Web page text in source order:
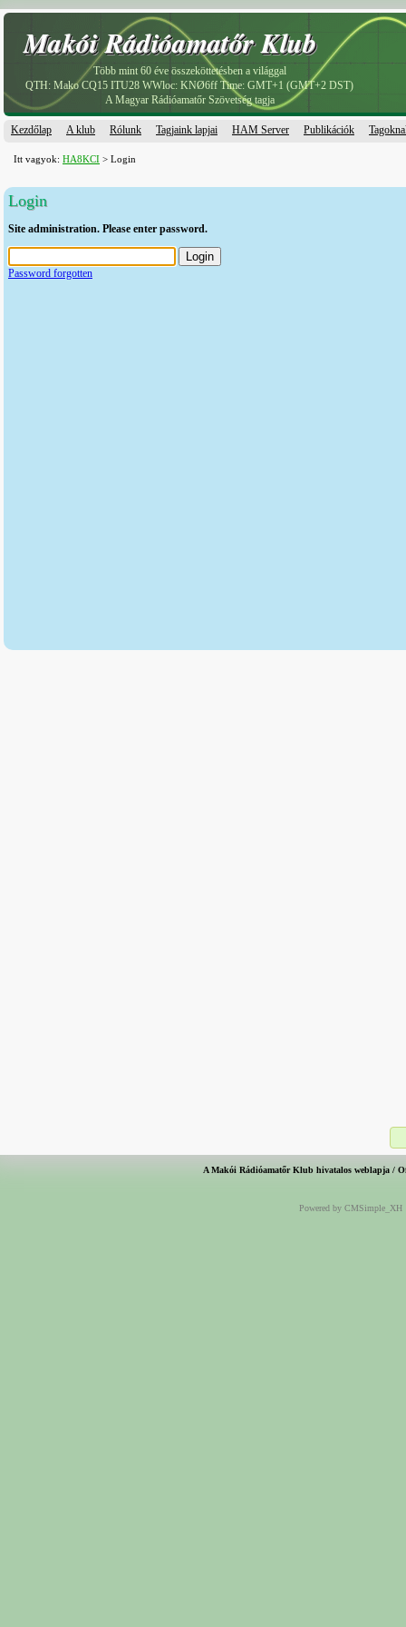
Makói Rádióamatőr Klub
Makói Rádióamatőr Klub
Több mint 60 éve összeköttetésben a világgal
QTH: Mako CQ15 ITU28 WWloc: KNØ6ff Time: GMT+1 (GMT+2 DST)
A Magyar Rádióamatőr Szövetség tagja
Kezdőlap A klub Rólunk Tagjaink lapjai HAM Server Publikációk
Itt vagyok: HA8KCI > Login
Login
Site administration. Please enter password.
Password forgotten
A Makói Rádióamatőr Klub hivatalos weblapja /
Powered by CMSimple_XH